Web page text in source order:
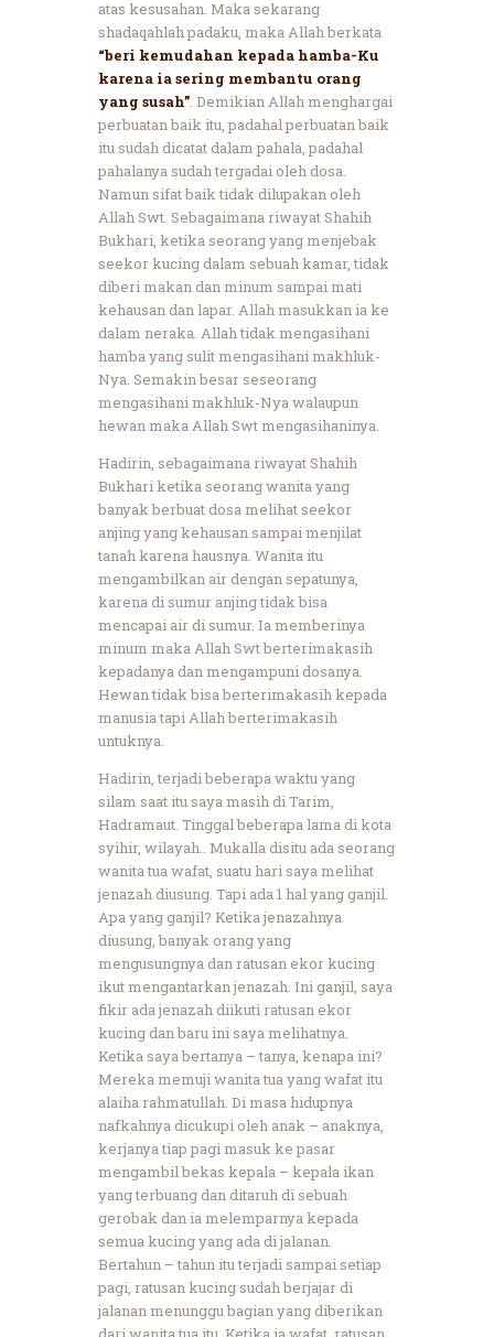
atas kesusahan. Maka sekarang
shadaqahlah padaku, maka Allah berkata
“beri kemudahan kepada hamba-Ku
karena ia sering membantu orang
yang susah”. Demikian Allah menghargai
perbuatan baik itu, padahal perbuatan baik
itu sudah dicatat dalam pahala, padahal
pahalanya sudah tergadai oleh dosa.
Namun sifat baik tidak dilupakan oleh
Allah Swt. Sebagaimana riwayat Shahih
Bukhari, ketika seorang yang menjebak
seekor kucing dalam sebuah kamar, tidak
diberi makan dan minum sampai mati
kehausan dan lapar. Allah masukkan ia ke
dalam neraka. Allah tidak mengasihani
hamba yang sulit mengasihani makhluk-
Nya. Semakin besar seseorang
mengasihani makhluk-Nya walaupun
hewan maka Allah Swt mengasihaninya.
Hadirin, sebagaimana riwayat Shahih
Bukhari ketika seorang wanita yang
banyak berbuat dosa melihat seekor
anjing yang kehausan sampai menjilat
tanah karena hausnya. Wanita itu
mengambilkan air dengan sepatunya,
karena di sumur anjing tidak bisa
mencapai air di sumur. Ia memberinya
minum maka Allah Swt berterimakasih
kepadanya dan mengampuni dosanya.
Hewan tidak bisa berterimakasih kepada
manusia tapi Allah berterimakasih
untuknya.
Hadirin, terjadi beberapa waktu yang
silam saat itu saya masih di Tarim,
Hadramaut. Tinggal beberapa lama di kota
syihir, wilayah.. Mukalla disitu ada seorang
wanita tua wafat, suatu hari saya melihat
jenazah diusung. Tapi ada 1 hal yang ganjil.
Apa yang ganjil? Ketika jenazahnya
diusung, banyak orang yang
mengusungnya dan ratusan ekor kucing
ikut mengantarkan jenazah. Ini ganjil, saya
fikir ada jenazah diikuti ratusan ekor
kucing dan baru ini saya melihatnya.
Ketika saya bertanya – tanya, kenapa ini?
Mereka memuji wanita tua yang wafat itu
alaiha rahmatullah. Di masa hidupnya
nafkahnya dicukupi oleh anak – anaknya,
kerjanya tiap pagi masuk ke pasar
mengambil bekas kepala – kepala ikan
yang terbuang dan ditaruh di sebuah
gerobak dan ia melemparnya kepada
semua kucing yang ada di jalanan.
Bertahun – tahun itu terjadi sampai setiap
pagi, ratusan kucing sudah berjajar di
jalanan menunggu bagian yang diberikan